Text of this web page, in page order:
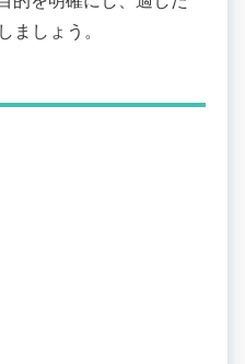
ましょう。